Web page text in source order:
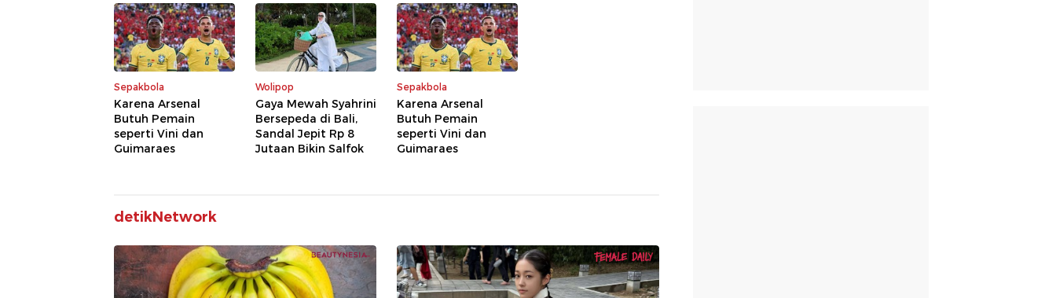
Sepakbola
Karena Arsenal
Butuh Pemain
seperti Vini dan
Guimaraes
Wolipop
Gaya Mewah Syahrini
Bersepeda di Bali,
Sandal Jepit Rp 8
Jutaan Bikin Salfok
Sepakbola
Karena Arsenal
Butuh Pemain
seperti Vini dan
Guimaraes
detikNetwork